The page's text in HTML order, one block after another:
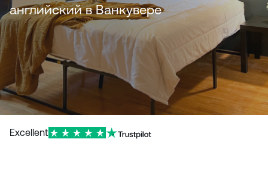
ю
английский в Ванкувере
Excellent